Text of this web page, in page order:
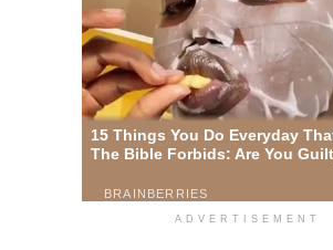
ADVERTISEMENT